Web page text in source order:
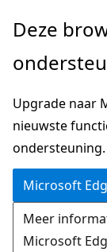
Naar
gaan
Deze
Upgrade naar
nieuwste
ondersteuning.
Microsoft
Meer
Microsoft